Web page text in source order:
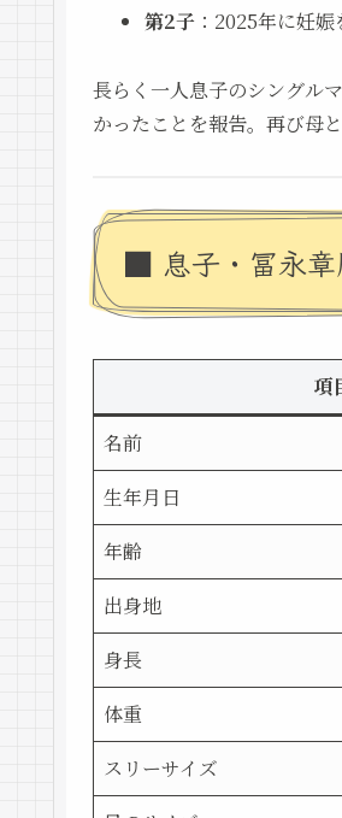
第2子 ：2025年に妊
長らく一人息子のシングル
かったことを報告。再び母
■ 息子・冨永章
項
名前
生年月日
年齢
出身地
身長
体重
スリーサイズ